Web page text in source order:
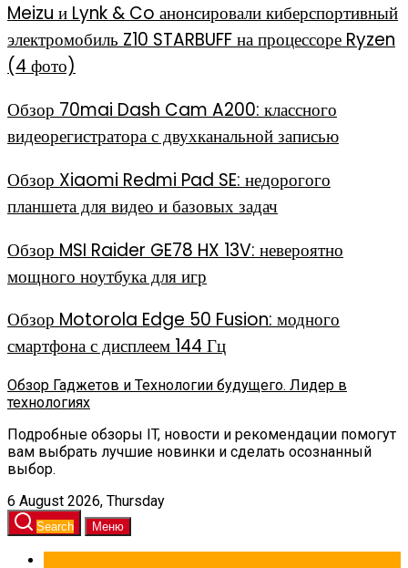
Meizu и Lynk & Co анонсировали киберспортивный
электромобиль Z10 STARBUFF на процессоре Ryzen
(4 фото)
Обзор 70mai Dash Cam A200: классного
видеорегистратора с двухканальной записью
Обзор Xiaomi Redmi Pad SE: недорогого
планшета для видео и базовых задач
Обзор MSI Raider GE78 HX 13V: невероятно
мощного ноутбука для игр
Обзор Motorola Edge 50 Fusion: модного
смартфона с дисплеем 144 Гц
Обзор Гаджетов и Технологии будущего. Лидер в
технологиях
Подробные обзоры IT, новости и рекомендации помогут
вам выбрать лучшие новинки и сделать осознанный
выбор.
6 August 2026, Thursday
Search Меню